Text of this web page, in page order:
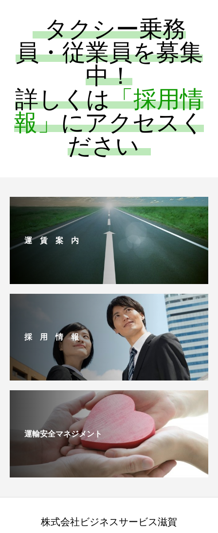
タクシー乗務
員・従業員を募集
中！
詳しくは「採用情
報」にアクセスく
ださい
運 賃 案 内
採 用 情 報
運輸安全マネジメント
株式会社ビジネスサービス滋賀